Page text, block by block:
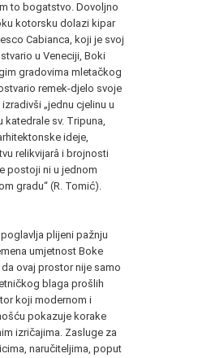
to bogatstvo. Dovoljno
kotorsku dolazi kipar
Cabianca, koji je svoj
u Veneciji, Boki
gradovima mletačkog
remek-djelo svoje
„jednu cjelinu u
katedrale sv. Tripuna,
ideje,
relikvijarâ i brojnosti
postoji ni u jednom
gradu“ (R. Tomić).
plijeni pažnju
umjetnost Boke
ovaj prostor nije samo
blaga prošlih
koji modernom i
pokazuje korake
izričajima. Zasluge za
naručiteljima, poput